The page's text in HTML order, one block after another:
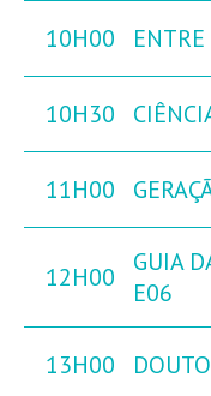
10H00
10H30
11H00
12H00
GUIA
E06
13H00